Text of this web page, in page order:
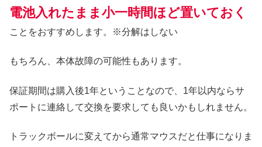
電池入れたまま小一時間ほど置いておく
ことをおすすめします。※分解はしない
もちろん、本体故障の可能性もあります。
保証期間は購入後1年ということなので、1年以内ならサ
ポートに連絡して交換を要求しても良いかもしれません。
トラックボールに変えてから通常マウスだと仕事になりま